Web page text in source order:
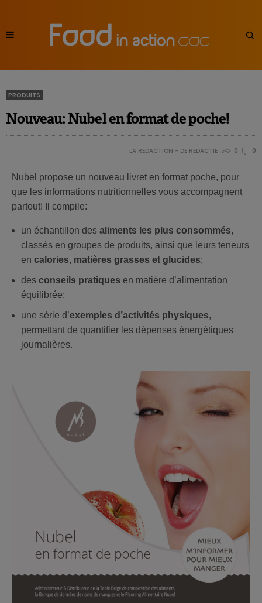
PRODUITS
Nouveau: Nubel en format de poche!
LA RÉDACTION - DE REDACTIE 0 0
Nubel propose un nouveau livret en format poche, pour
que les informations nutritionnelles vous accompagnent
partout! Il compile:
un échantillon des aliments les plus consommés,
classés en groupes de produits, ainsi que leurs teneurs
en calories, matières grasses et glucides;
des conseils pratiques en matière d’alimentation
équilibrée;
une série d’exemples d’activités physiques,
permettant de quantifier les dépenses énergétiques
journalières.